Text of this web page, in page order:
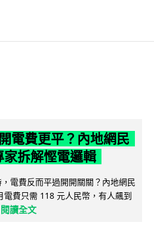
電費更平？內地網民
家拆解慳電邏輯
電費反而平過開開關關？內地網民
費只需 118 元人民幣，有人飆到
閱讀全文